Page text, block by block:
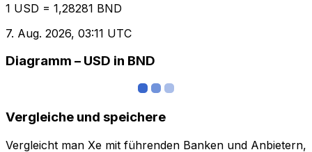
1 USD = 1,28281 BND
7. Aug. 2026, 03:11 UTC
Diagramm – USD in BND
Vergleiche und speichere
Vergleicht man Xe mit führenden Banken und Anbietern,